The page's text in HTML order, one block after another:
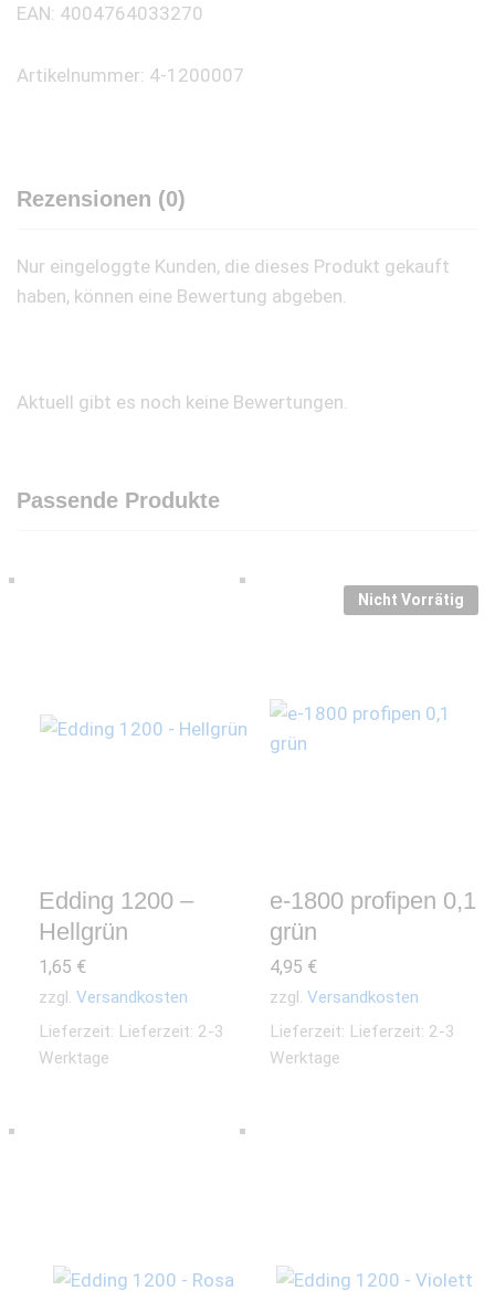
EAN: 4004764033270
Artikelnummer: 4-1200007
Rezensionen (0)
Nur eingeloggte Kunden, die dieses Produkt gekauft
haben, können eine Bewertung abgeben.
Aktuell gibt es noch keine Bewertungen.
Passende Produkte
Edding 1200 –
Hellgrün
1,65 €
zzgl. Versandkosten
Lieferzeit: Lieferzeit: 2-3
Werktage
Nicht Vorrätig
e-1800 profipen 0,1
grün
4,95 €
zzgl. Versandkosten
Lieferzeit: Lieferzeit: 2-3
Werktage